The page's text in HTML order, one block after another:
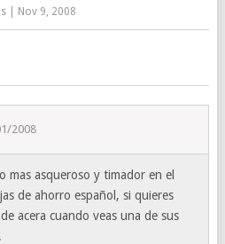
| Nov 9, 2008
2008
mas asqueroso y timador en el
de ahorro español, si quieres
acera cuando veas una de sus